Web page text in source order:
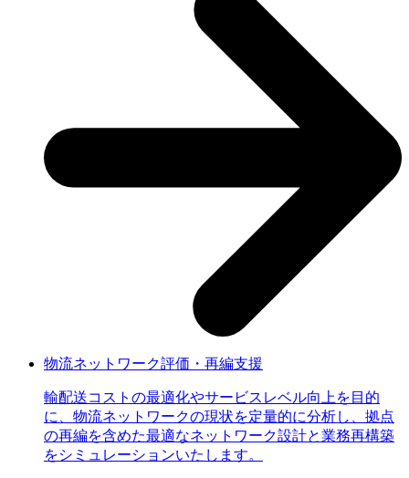
物流ネットワーク評価・再編支援
輸配送コストの最適化やサービスレベル向上を目的
に、物流ネットワークの現状を定量的に分析し、拠点
の再編を含めた最適なネットワーク設計と業務再構築
をシミュレーションいたします。